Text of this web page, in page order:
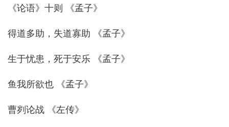
《论语》十则 《孟子》
得道多助，失道寡助 《孟子》
生于忧患，死于安乐 《孟子》
鱼我所欲也 《孟子》
曹刿论战 《左传》